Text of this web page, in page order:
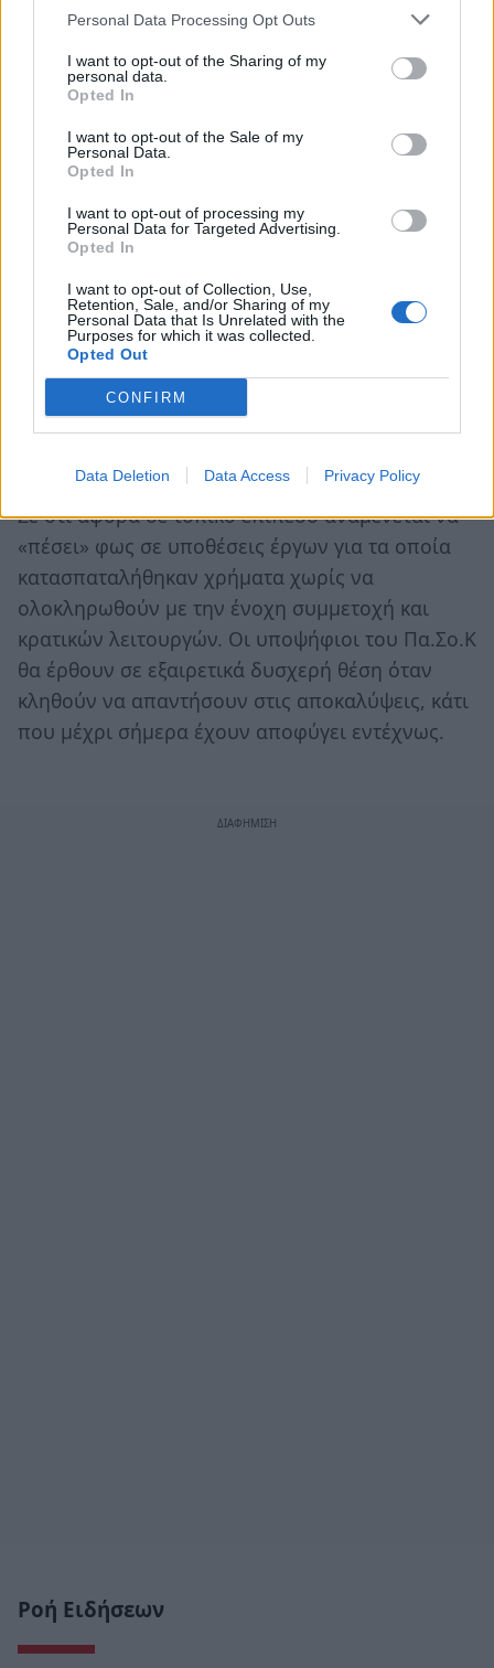
Personal Data Processing Opt Outs
I want to opt-out of the Sharing of my
personal data.
Opted In
I want to opt-out of the Sale of my
Personal Data.
Opted In
I want to opt-out of processing my
Personal Data for Targeted Advertising.
Opted In
I want to opt-out of Collection, Use,
Retention, Sale, and/or Sharing of my
Personal Data that Is Unrelated with the
Purposes for which it was collected.
Opted Out
CONFIRM
Data Deletion Data Access Privacy Policy
επιπρόσθετο λόγο. Η διαπλοκή και η διαφθορά
στον δημόσιο τομέα ενδέχεται να φθάνει μέχρι
τα χρόνια διακυβέρνησης από τη Νέα
Δημοκρατία. Όταν δηλαδή «σηκώνεις» μια πέτρα
δείς κάτω απ’ αυτήν όχι μόνο πράσινα αλλά και
γαλάζια σκουλήκια.
Ο Μενέλαος Δασκαλάκης, που κατά κάποιες
ασθενείς φήμες ενδέχεται να είναι υποψήφιος
στη Λακωνία, έχει αναλάβει αυτό το έργο έτσι
ώστε τους επόμενους μήνες η ελληνική
κοινωνία να ασχολείται με τα «πράσινα
σκάνδαλα» οδεύοντας προς εκλογές.
Σε ότι αφορά σε τοπικό επίπεδο αναμένεται να
«πέσει» φως σε υποθέσεις έργων για τα οποία
κατασπαταλήθηκαν χρήματα χωρίς να
ολοκληρωθούν με την ένοχη συμμετοχή και
κρατικών λειτουργών. Οι υποψήφιοι του Πα.Σο.Κ
θα έρθουν σε εξαιρετικά δυσχερή θέση όταν
κληθούν να απαντήσουν στις αποκαλύψεις, κάτι
που μέχρι σήμερα έχουν αποφύγει εντέχνως.
Ροή Ειδήσεων